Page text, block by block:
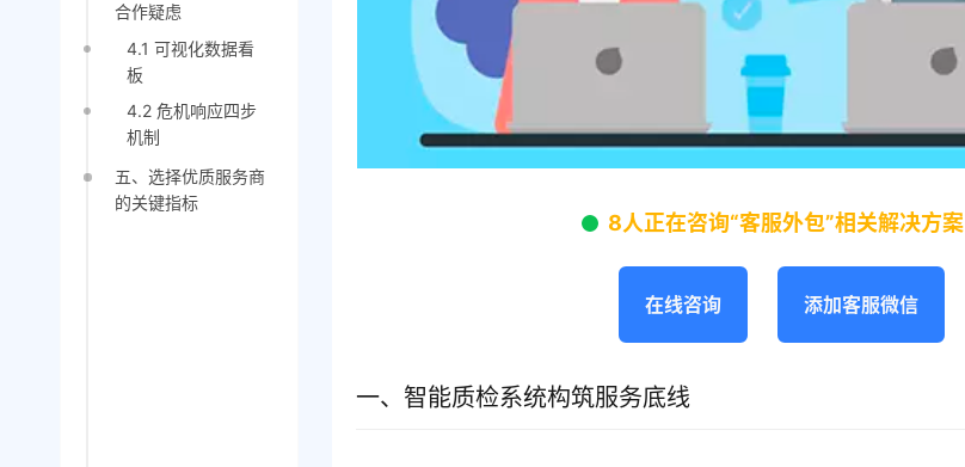
合作疑虑
4.1 可视化数据看
板
4.2 危机响应四步
机制
五、选择优质服务商
的关键指标
8人正在咨询“客服外包”相关解决方案
在线咨询 添加客服微信
一、智能质检系统构筑服务底线